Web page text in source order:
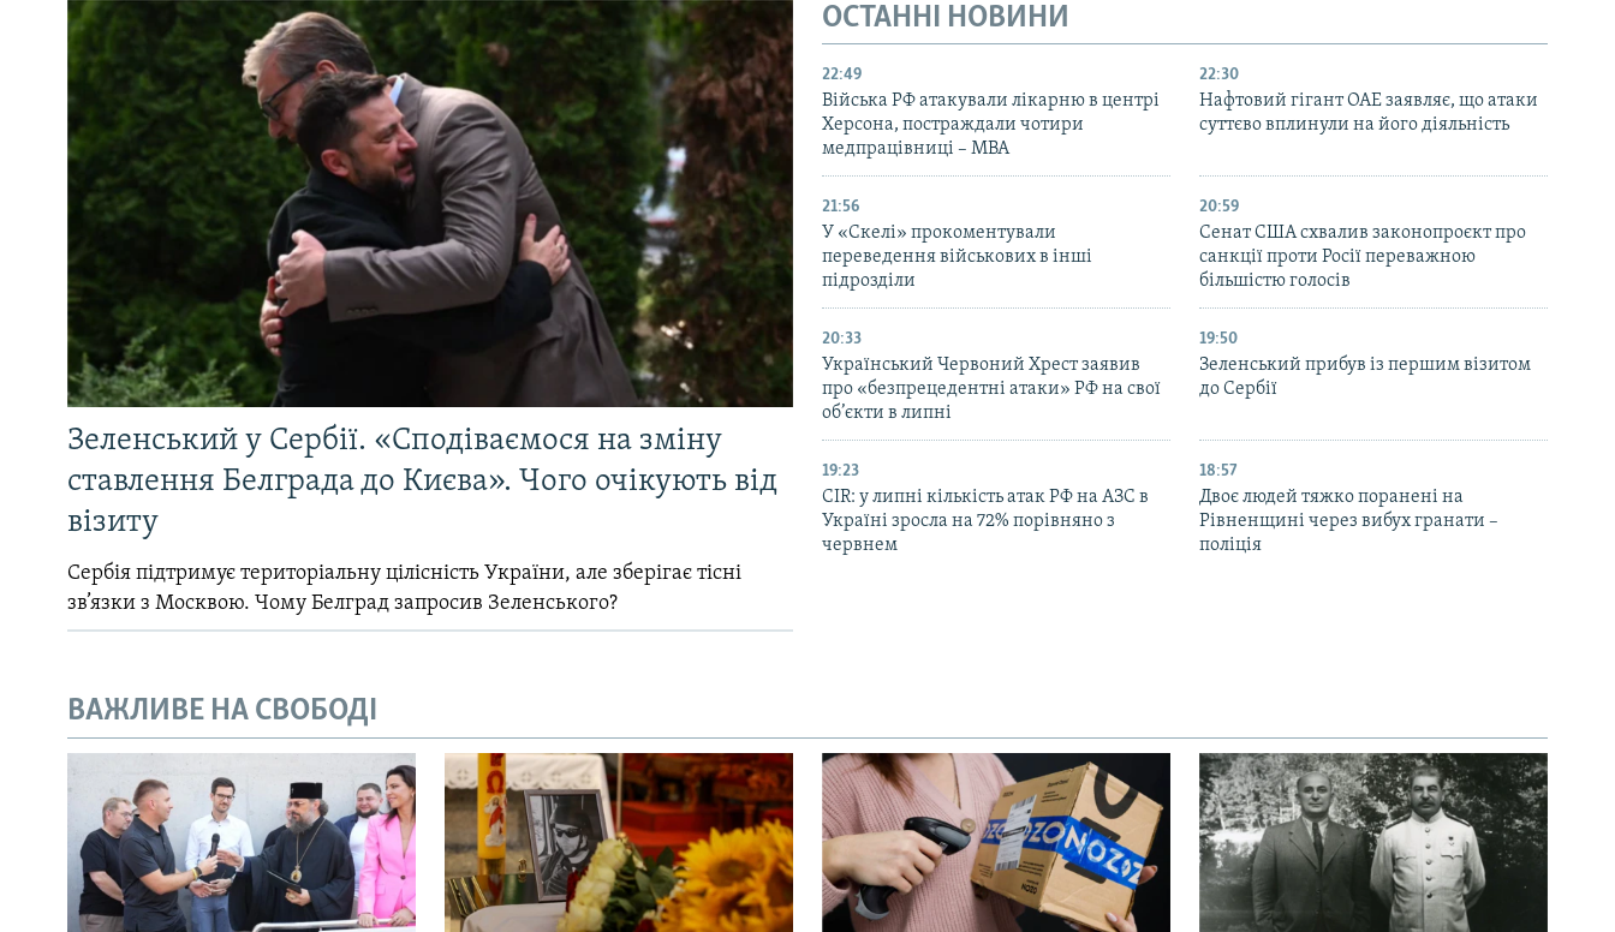
Зеленський у Сербії. «Сподіваємося на зміну
ставлення Белграда до Києва». Чого очікують від
візиту
Сербія підтримує територіальну цілісність України, але зберігає тісні
зв’язки з Москвою. Чому Белград запросив Зеленського?
ОСТАННІ НОВИНИ
22:49
Війська РФ атакували лікарню в центрі
Херсона, постраждали чотири
медпрацівниці – МВА
22:30
Нафтовий гігант ОАЕ заявляє, що атаки
суттєво вплинули на його діяльність
21:56
У «Скелі» прокоментували
переведення військових в інші
підрозділи
20:59
Cенат США схвалив законопроєкт про
санкції проти Росії переважною
більшістю голосів
20:33
Український Червоний Хрест заявив
про «безпрецедентні атаки» РФ на свої
об’єкти в липні
19:50
Зеленський прибув із першим візитом
до Сербії
19:23
CIR: у липні кількість атак РФ на АЗС в
Україні зросла на 72% порівняно з
червнем
18:57
Двоє людей тяжко поранені на
Рівненщині через вибух гранати –
поліція
ВАЖЛИВЕ НА СВОБОДІ